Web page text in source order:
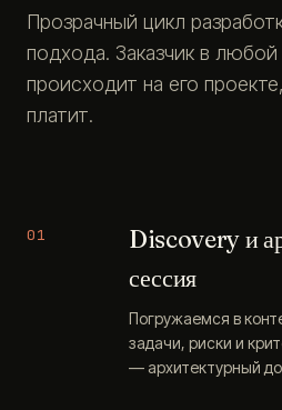
Прозрачный цикл
подхода. Заказчик в
происходит на его
платит.
01
Discovery и
сессия
Погружаемся в
задачи, риски и
— архитектурный